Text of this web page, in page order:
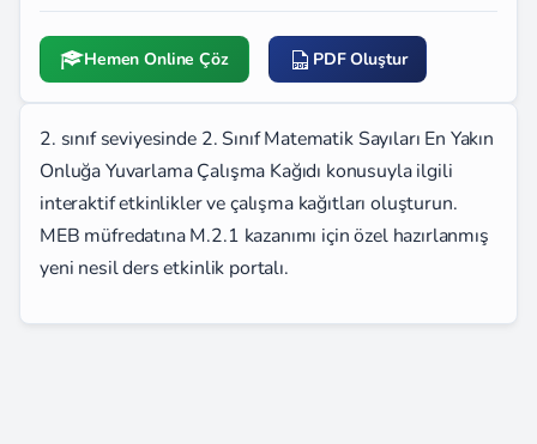
Hemen Online Çöz PDF Oluştur
2. sınıf seviyesinde 2. Sınıf Matematik Sayıları En Yakın
Onluğa Yuvarlama Çalışma Kağıdı konusuyla ilgili
interaktif etkinlikler ve çalışma kağıtları oluşturun.
MEB müfredatına M.2.1 kazanımı için özel hazırlanmış
yeni nesil ders etkinlik portalı.